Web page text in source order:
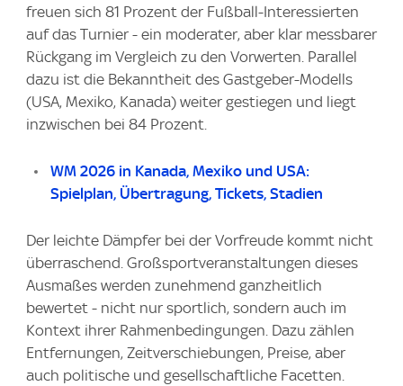
freuen sich 81 Prozent der Fußball-Interessierten
auf das Turnier - ein moderater, aber klar messbarer
Rückgang im Vergleich zu den Vorwerten. Parallel
dazu ist die Bekanntheit des Gastgeber-Modells
(USA, Mexiko, Kanada) weiter gestiegen und liegt
inzwischen bei 84 Prozent.
WM 2026 in Kanada, Mexiko und USA:
Spielplan, Übertragung, Tickets, Stadien
Der leichte Dämpfer bei der Vorfreude kommt nicht
überraschend. Großsportveranstaltungen dieses
Ausmaßes werden zunehmend ganzheitlich
bewertet - nicht nur sportlich, sondern auch im
Kontext ihrer Rahmenbedingungen. Dazu zählen
Entfernungen, Zeitverschiebungen, Preise, aber
auch politische und gesellschaftliche Facetten.